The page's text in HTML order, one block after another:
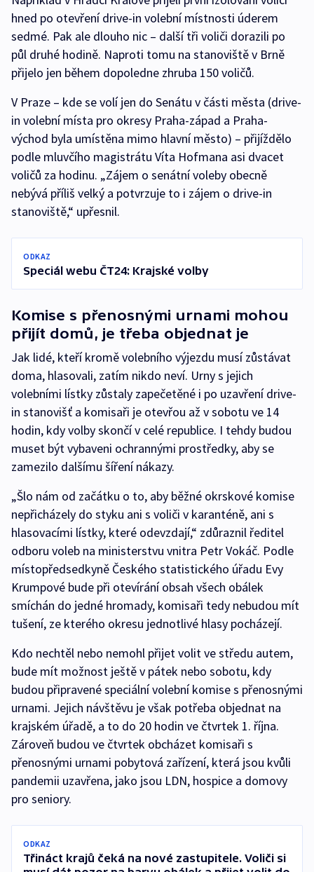
hned po otevření drive-in volební místnosti úderem
sedmé. Pak ale dlouho nic – další tři voliči dorazili po
půl druhé hodině. Naproti tomu na stanoviště v Brně
přijelo jen během dopoledne zhruba 150 voličů.
V Praze – kde se volí jen do Senátu v části města (drive-
in volební místa pro okresy Praha-západ a Praha-
východ byla umístěna mimo hlavní město) – přijíždělo
podle mluvčího magistrátu Víta Hofmana asi dvacet
voličů za hodinu. „Zájem o senátní voleby obecně
nebývá příliš velký a potvrzuje to i zájem o drive-in
stanoviště,“ upřesnil.
ODKAZ
Speciál webu ČT24: Krajské volby
Komise s přenosnými urnami mohou
přijít domů, je třeba objednat je
Jak lidé, kteří kromě volebního výjezdu musí zůstávat
doma, hlasovali, zatím nikdo neví. Urny s jejich
volebními lístky zůstaly zapečetěné i po uzavření drive-
in stanovišť a komisaři je otevřou až v sobotu ve 14
hodin, kdy volby skončí v celé republice. I tehdy budou
muset být vybaveni ochrannými prostředky, aby se
zamezilo dalšímu šíření nákazy.
„Šlo nám od začátku o to, aby běžné okrskové komise
nepřicházely do styku ani s voliči v karanténě, ani s
hlasovacími lístky, které odevzdají,“ zdůraznil ředitel
odboru voleb na ministerstvu vnitra Petr Vokáč. Podle
místopředsedkyně Českého statistického úřadu Evy
Krumpové bude při otevírání obsah všech obálek
smíchán do jedné hromady, komisaři tedy nebudou mít
tušení, ze kterého okresu jednotlivé hlasy pocházejí.
Kdo nechtěl nebo nemohl přijet volit ve středu autem,
bude mít možnost ještě v pátek nebo sobotu, kdy
budou připravené speciální volební komise s přenosnými
urnami. Jejich návštěvu je však potřeba objednat na
krajském úřadě, a to do 20 hodin ve čtvrtek 1. října.
Zároveň budou ve čtvrtek obcházet komisaři s
přenosnými urnami pobytová zařízení, která jsou kvůli
pandemii uzavřena, jako jsou LDN, hospice a domovy
pro seniory.
ODKAZ
Třináct krajů čeká na nové zastupitele. Voliči si